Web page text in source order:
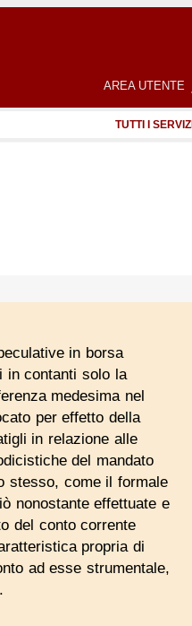
AREA UTENTE
TUTTI I SERVIZI
in borsa
in contanti solo la
medesima nel
per effetto della
in relazione alle
del mandato
stesso, come il formale
nonostante effettuate e
del conto corrente
propria di
ad esse strumentale,